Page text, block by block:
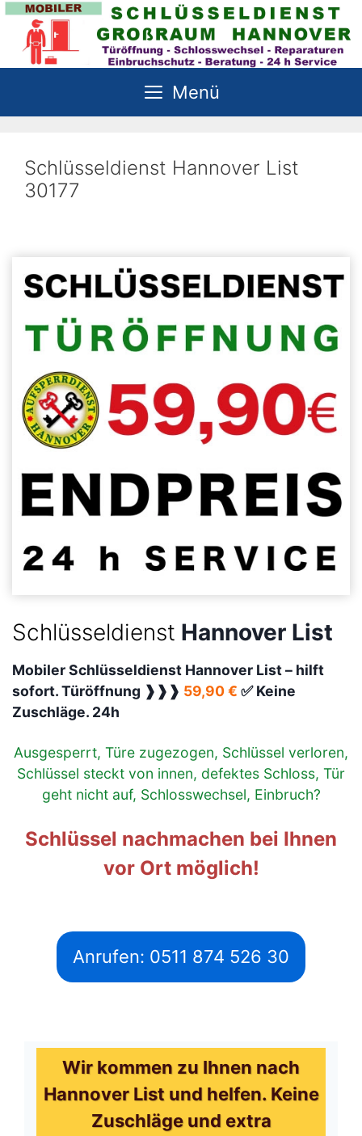
Zum
Inhalt
springen
Menü
Schlüsseldienst Hannover List
30177
Schlüsseldienst Hannover List
Mobiler Schlüsseldienst Hannover List – hilft
sofort. Türöffnung ❱❱❱ 59,90 € ✅ Keine
Zuschläge. 24h
Ausgesperrt, Türe zugezogen, Schlüssel verloren,
Schlüssel steckt von innen, defektes Schloss, Tür
geht nicht auf, Schlosswechsel, Einbruch?
Schlüssel nachmachen bei Ihnen
vor Ort möglich!
Anrufen: 0511 874 526 30
Wir kommen zu Ihnen nach
Hannover List und helfen. Keine
Zuschläge und extra